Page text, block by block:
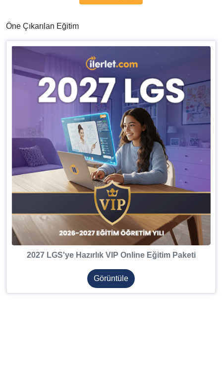
Öne Çıkarılan Eğitim
2027 LGS'ye Hazırlık VIP Online Eğitim Paketi
Görüntüle